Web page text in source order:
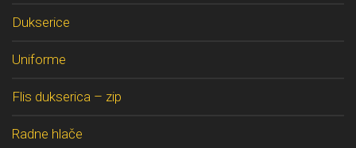
Dukserice
Uniforme
Flis dukserica – zip
Radne hlače